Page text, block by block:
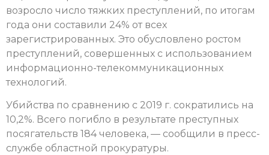
возросло число тяжких преступлений, по итогам
года они составили 24% от всех
зарегистрированных. Это обусловлено ростом
преступлений, совершенных с использованием
информационно-телекоммуникационных
технологий.
Убийства по сравнению с 2019 г. сократились на
10,2%. Всего погибло в результате преступных
посягательств 184 человека, — сообщили в пресс-
службе областной прокуратуры.